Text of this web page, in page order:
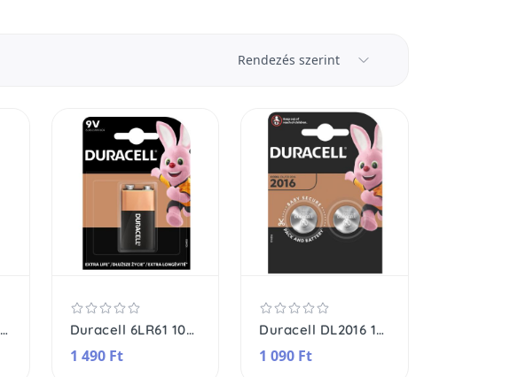
Rendezés szerint
Duracell 10PP110047 AA NiMH akkumulátor, 1,2 V feszültség, 2500 mAh kapacitás, 4db/bliszter Duracell 6LR61 10PP110031 9V alkáli elem, 9 V feszültség, 1db/bliszter
1 490 Ft
Duracell DL2016 10PP040030 lítium gombelem, 3,0 V feszültség, 2db/bliszter
1 090 Ft